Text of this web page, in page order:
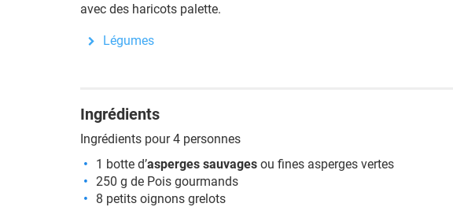
avec des haricots palette.
Légumes
Ingrédients
Ingrédients pour 4 personnes
1 botte d’asperges sauvages ou fines asperges vertes
250 g de Pois gourmands
8 petits oignons grelots